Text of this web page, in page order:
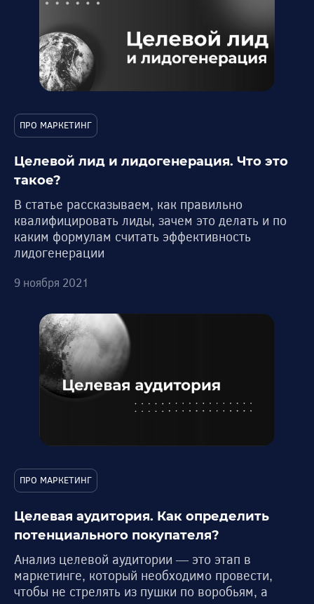
ПРО МАРКЕТИНГ
Целевой лид и лидогенерация. Что это
такое?
В статье рассказываем, как правильно
квалифицировать лиды, зачем это делать и по
каким формулам считать эффективность
лидогенерации
9 ноября 2021
ПРО МАРКЕТИНГ
Целевая аудитория. Как определить
потенциального покупателя?
Анализ целевой аудитории — это этап в
маркетинге, который необходимо провести,
чтобы не стрелять из пушки по воробьям, а